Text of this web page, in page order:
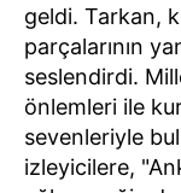
geldi. Tarkan,
parçalarının
seslendirdi.
önlemleri ile
sevenleriyle
izleyicilere,